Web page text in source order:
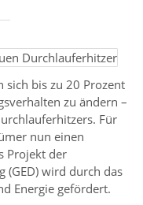
sich bis zu 20 Prozent
zu ändern –
Für
nun einen
Projekt der
(GED) wird durch das
Energie gefördert.